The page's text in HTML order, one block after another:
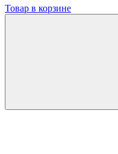
Товар в корзине